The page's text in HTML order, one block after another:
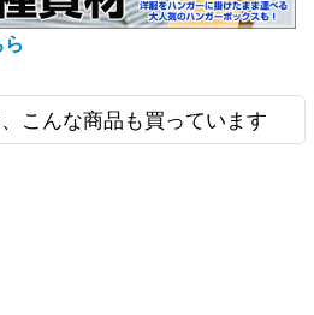
こんな商品も買っています